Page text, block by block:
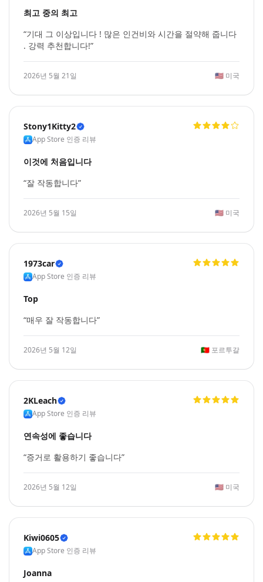
최고 중의 최고
“기대 그 이상입니다 ! 많은 인건비와 시간을 절약해 줍니다
. 강력 추천합니다!”
2026년 5월 21일 🇺🇸 미국
Stony1Kitty2
App Store 인증 리뷰
이것에 처음입니다
“잘 작동합니다”
2026년 5월 15일 🇺🇸 미국
1973car
App Store 인증 리뷰
Top
“매우 잘 작동합니다”
2026년 5월 12일 🇵🇹 포르투갈
2KLeach
App Store 인증 리뷰
연속성에 좋습니다
“증거로 활용하기 좋습니다”
2026년 5월 12일 🇺🇸 미국
Kiwi0605
App Store 인증 리뷰
Joanna